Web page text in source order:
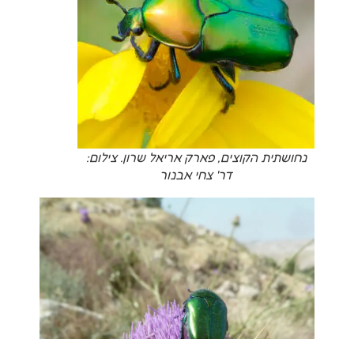
נחושתית הקוצים, פארק אריאל שרון. צילום:
דר' צחי אבנור